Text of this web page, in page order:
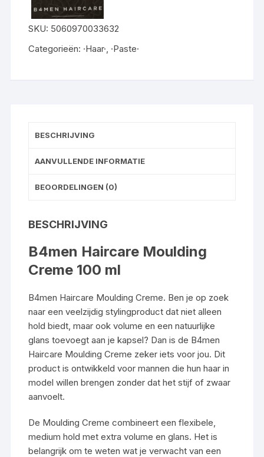
SKU: 5060970033632
Categorieën: ·Haar·, ·Paste·
BESCHRIJVING
AANVULLENDE INFORMATIE
BEOORDELINGEN (0)
BESCHRIJVING
B4men Haircare Moulding
Creme 100 ml
B4men Haircare Moulding Creme. Ben je op zoek
naar een veelzijdig stylingproduct dat niet alleen
hold biedt, maar ook volume en een natuurlijke
glans toevoegt aan je kapsel? Dan is de B4men
Haircare Moulding Creme zeker iets voor jou. Dit
product is ontwikkeld voor mannen die hun haar in
model willen brengen zonder dat het stijf of zwaar
aanvoelt.
De Moulding Creme combineert een flexibele,
medium hold met extra volume en glans. Het is
belangrijk om te weten wat je verwacht van een